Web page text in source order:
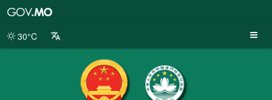
da
30°C